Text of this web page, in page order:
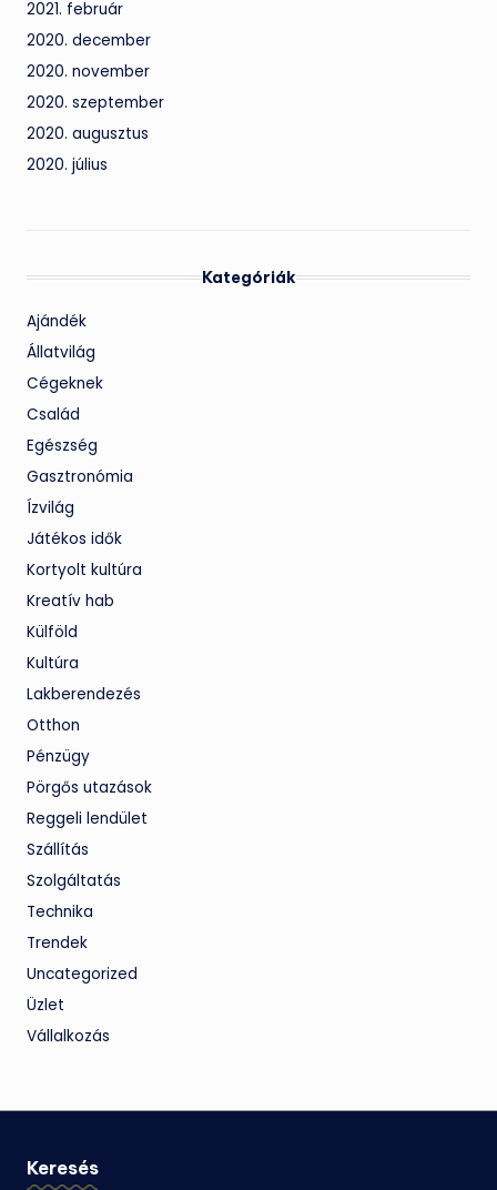
2021. február
2020. december
2020. november
2020. szeptember
2020. augusztus
2020. július
Kategóriák
Ajándék
Állatvilág
Cégeknek
Család
Egészség
Gasztronómia
Ízvilág
Játékos idők
Kortyolt kultúra
Kreatív hab
Külföld
Kultúra
Lakberendezés
Otthon
Pénzügy
Pörgős utazások
Reggeli lendület
Szállítás
Szolgáltatás
Technika
Trendek
Uncategorized
Üzlet
Vállalkozás
Keresés